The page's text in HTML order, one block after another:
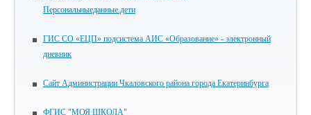
Персональныеданные.дети
ГИС СО «ЕЦП» подсистема АИС «Образование» - электронный
дневник
Сайт Администрации Чкаловского района города Екатеринбурга
ФГИС "МОЯ ШКОЛА"